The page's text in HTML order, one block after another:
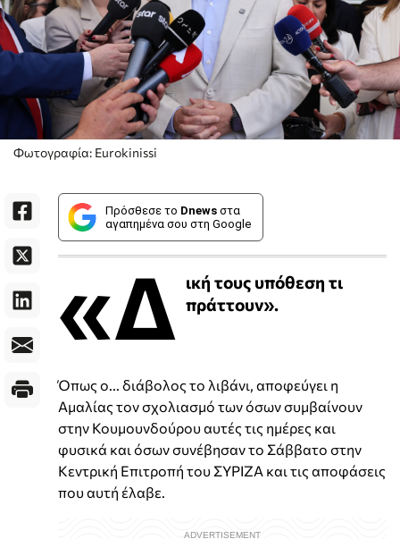
Φωτογραφία: Eurokinissi
Πρόσθεσε το Dnews στα
αγαπημένα σου στη Google
«Δ ική τους υπόθεση τι
πράττουν».
Όπως ο... διάβολος το λιβάνι, αποφεύγει η
Αμαλίας τον σχολιασμό των όσων συμβαίνουν
στην Κουμουνδούρου αυτές τις ημέρες και
φυσικά και όσων συνέβησαν το Σάββατο στην
Κεντρική Επιτροπή του ΣΥΡΙΖΑ και τις αποφάσεις
που αυτή έλαβε.